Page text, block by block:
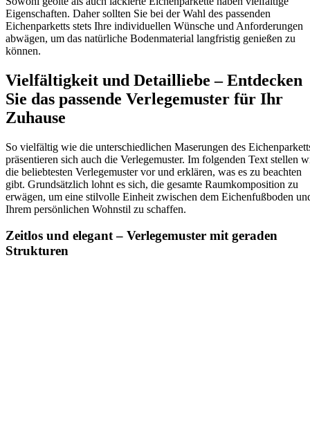
Eigenschaften. Daher sollten Sie bei der Wahl des passenden
Eichenparketts stets Ihre individuellen Wünsche und Anforderungen
abwägen, um das natürliche Bodenmaterial langfristig genießen zu
können.
Vielfältigkeit und Detailliebe – Entdecken
Sie das passende Verlegemuster für Ihr
Zuhause
So vielfältig wie die unterschiedlichen Maserungen des
präsentieren sich auch die Verlegemuster. Im folgenden Text stellen
die beliebtesten Verlegemuster vor und erklären, was es zu beachten
gibt. Grundsätzlich lohnt es sich, die gesamte Raumkomposition zu
erwägen, um eine stilvolle Einheit zwischen dem Eichenfußboden
Ihrem persönlichen Wohnstil zu schaffen.
Zeitlos und elegant – Verlegemuster mit geraden
Strukturen